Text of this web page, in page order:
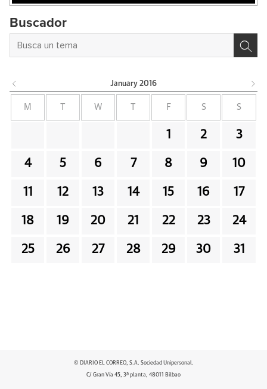
Buscador
January 2016
M W F S S
1 2 3
4 5 6 7 8 9 10
11 12 13 14 15 16 17
18 19 20 21 22 23 24
25 26 27 28 29 30 31
© DIARIO EL CORREO, S.A. Sociedad Unipersonal.
C/ Gran Vía 45, 3ª planta, 48011 Bilbao